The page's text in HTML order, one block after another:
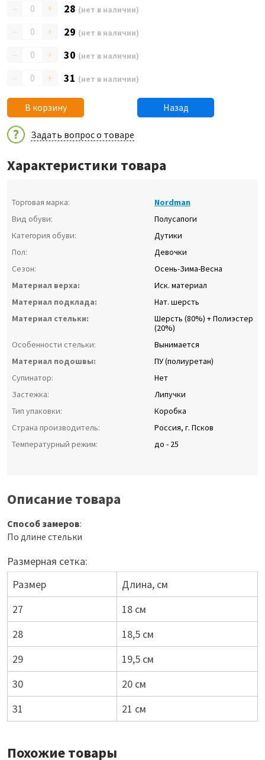
– + 28 (нет в наличии)
– + 29 (нет в наличии)
– + 30 (нет в наличии)
– + 31 (нет в наличии)
В корзину Назад
Задать вопрос о товаре
Характеристики товара
Торговая марка:
Nordman
Вид обуви:
Полусапоги
Категория обуви:
Дутики
Пол:
Девочки
Сезон:
Осень-Зима-Весна
Материал верха:
Иск. материал
Материал подклада:
Нат. шерсть
Материал стельки:
Шерсть (80%) + Полиэстер
(20%)
Особенности стельки:
Вынимается
Материал подошвы:
ПУ (полиуретан)
Супинатор:
Нет
Застежка:
Липучки
Тип упаковки:
Коробка
Страна производитель:
Россия, г. Псков
Температурный режим:
до - 25
Описание товара
Способ замеров:
По длине стельки
Размерная сетка:
Размер
Длина, см
27
18 см
28
18,5 см
29
19,5 см
30
20 см
31
21 см
Похожие товары